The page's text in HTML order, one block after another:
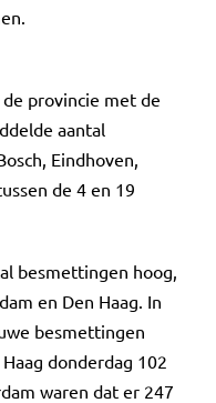
provincie met de
aantal
Eindhoven,
de 4 en 19
besmettingen hoog,
en Den Haag. In
besmettingen
donderdag 102
waren dat er 247